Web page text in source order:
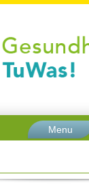
Menu